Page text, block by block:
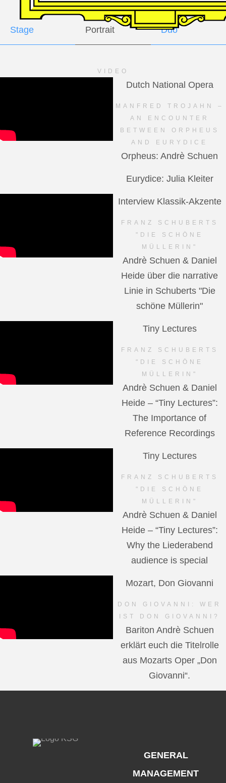
GALLERY
Stage Portrait Duo
VIDEO
Dutch National Opera
MANFRED TROJAHN –
AN ENCOUNTER
BETWEEN ORPHEUS
AND EURYDICE
Orpheus: Andrè Schuen
Eurydice: Julia Kleiter
Interview Klassik-Akzente
FRANZ SCHUBERTS
"DIE SCHÖNE
MÜLLERIN"
Andrè Schuen & Daniel
Heide über die narrative
Linie in Schuberts "Die
schöne Müllerin"
Tiny Lectures
FRANZ SCHUBERTS
"DIE SCHÖNE
MÜLLERIN"
Andrè Schuen & Daniel
Heide – “Tiny Lectures”:
The Importance of
Reference Recordings
Tiny Lectures
FRANZ SCHUBERTS
"DIE SCHÖNE
MÜLLERIN"
Andrè Schuen & Daniel
Heide – “Tiny Lectures”:
Why the Liederabend
audience is special
Mozart, Don Giovanni
DON GIOVANNI: WER
IST DON GIOVANNI?
Bariton Andrè Schuen
erklärt euch die Titelrolle
aus Mozarts Oper „Don
Giovanni“.
GENERAL
MANAGEMENT